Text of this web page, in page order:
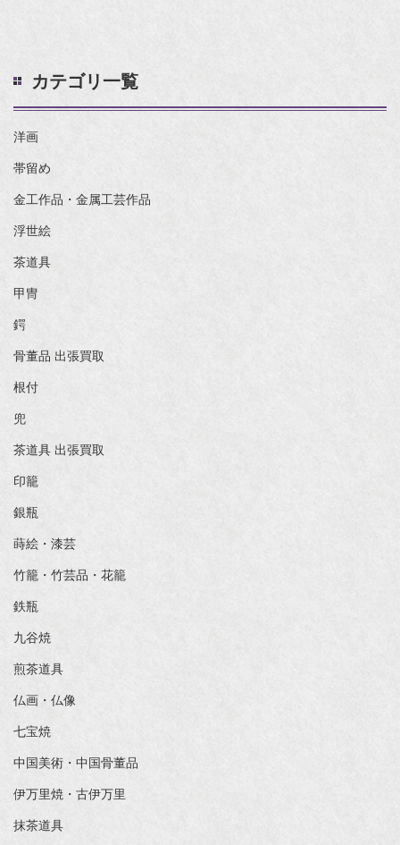
カテゴリ一覧
洋画
帯留め
金工作品・金属工芸作品
浮世絵
茶道具
甲冑
鍔
骨董品 出張買取
根付
兜
茶道具 出張買取
印籠
銀瓶
蒔絵・漆芸
竹籠・竹芸品・花籠
鉄瓶
九谷焼
煎茶道具
仏画・仏像
七宝焼
中国美術・中国骨董品
伊万里焼・古伊万里
抹茶道具